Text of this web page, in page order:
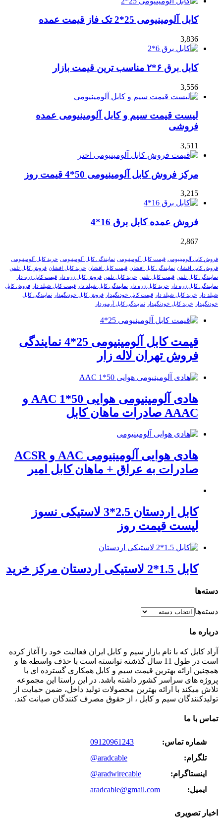
کابل آلومینیومی 25*2 تک فاز قیمت عمده
3,836
کابل برق ۶*۲ مناسب ترین قیمت بازار
3,556
لیست قیمت سیم و کابل آلومینیومی عمده
فروشی
3,511
مرکز فروش کابل آلومینیومی 50*4 قیمت روز
3,215
فروش عمده کابل برق 16*4
2,867
فروش کابل آلومینیومی قیمت کابل آلومینیومی نمایندگی کابل آلومینیومی خرید کابل آلومینیومی
فروش کابل افشان نمایندگی کابل افشان قیمت کابل افشان خرید کابل افشان فروش کابل تلفن
نمایندگی کابل تلفن قیمت کابل تلفن خرید کابل تلفن فروش کابل زره دار
قیمت کابل زره دار
نمایندگی کابل زره دار
خرید کابل زره دار نمایندگی کابل شیلد دار قیمت کابل شیلد دار
فروش کابل
شیلد دار
خرید کابل شیلد دار قیمت کابل خودنگهدار فروش کابل خودنگهدار
نمایندگی کابل
خودنگهدار
خرید کابل خودنگهدار نمایندگی کابل آرموردار
قیمت کابل آلومینیومی 25*4 نمایندگی
فروش تهران لاله زار
هادی آلومینیومی هوایی 50*1 AAC و
AAAC صادرات ماهان کابل
هادی هوایی آلومینیومی AAC و ACSR
صادرات به عراق + ماهان کابل امیر
کابل اردستان 2.5*3 لاستیکی نسوز
لیست قیمت روز
کابل 1.5*2 لاستیکی اردستان مرکز خرید
دسته‌ها
دسته‌ها
درباره ما
آراد کابل که با نام بازار سیم و کابل ایران فعالیت خود را آغاز کرده
است در طول 11 سال گذشته توانسته است با حذف واسطه ها و
همچنین ارائه بهترین قیمت سیم و کابل همکاری گسترده ای با
پروژه های سراسر کشور داشته باشد. در این راستا این مجموعه
تلاش میکند با ارائه بهترین محصولات تولید داخل، ضمن حمایت از
تولیدکنندگان سیم و کابل ، از حقوق مصرف کنندگان صیانت کند.
تماس با ما
شماره تماس:
09120961243
تلگرام:
@aradcable
اینستاگرام:
@aradwirecable
ایمیل:
aradcable@gmail.com
اخبار تصویری